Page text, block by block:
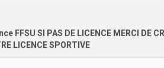
FFSU SI PAS DE LICENCE MERCI
LICENCE SPORTIVE